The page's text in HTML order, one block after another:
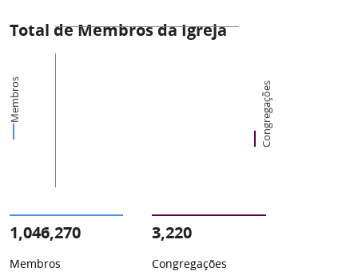
Total de Membros da Igreja
Membros Congregações
1,046,270
Membros
3,220
Congregações